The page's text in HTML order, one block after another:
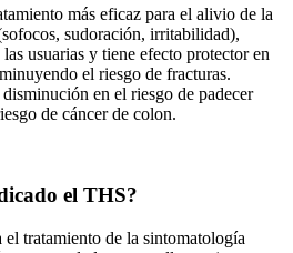
más eficaz para el alivio de la
sudoración, irritabilidad),
usuarias y tiene efecto protector en
el riesgo de fracturas.
en el riesgo de padecer
de cáncer de colon.
el THS?
tratamiento de la sintomatología